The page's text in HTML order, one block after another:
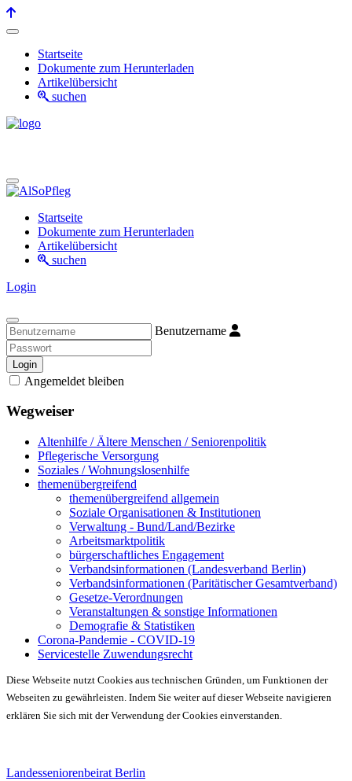
Startseite
Dokumente zum Herunterladen
Artikelübersicht
suchen
Startseite
Dokumente zum Herunterladen
Artikelübersicht
suchen
Login
Benutzername
Login
Angemeldet bleiben
Wegweiser
Altenhilfe / Ältere Menschen / Seniorenpolitik
Pflegerische Versorgung
Soziales / Wohnungslosenhilfe
themenübergreifend
themenübergreifend allgemein
Soziale Organisationen & Institutionen
Verwaltung - Bund/Land/Bezirke
Arbeitsmarktpolitik
bürgerschaftliches Engagement
Verbandsinformationen (Landesverband Berlin)
Verbandsinformationen (Paritätischer Gesamtverband)
Gesetze-Verordnungen
Veranstaltungen & sonstige Informationen
Demografie & Statistiken
Corona-Pandemie - COVID-19
Servicestelle Zuwendungsrecht
Diese Webseite nutzt Cookies aus technischen Gründen, um Funktionen der
Webseiten zu gewährleisten. Indem Sie weiter auf dieser Webseite navigieren
erklären Sie sich mit der Verwendung der Cookies einverstanden.
Landesseniorenbeirat Berlin